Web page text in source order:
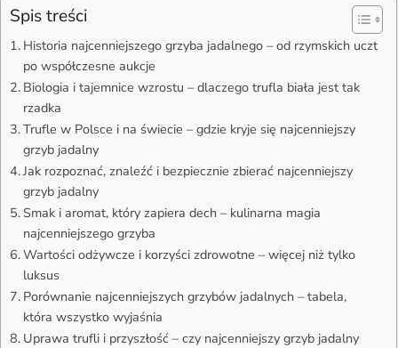
Spis treści
Historia najcenniejszego grzyba jadalnego – od rzymskich uczt
po współczesne aukcje
Biologia i tajemnice wzrostu – dlaczego trufla biała jest tak
rzadka
Trufle w Polsce i na świecie – gdzie kryje się najcenniejszy
grzyb jadalny
Jak rozpoznać, znaleźć i bezpiecznie zbierać najcenniejszy
grzyb jadalny
Smak i aromat, który zapiera dech – kulinarna magia
najcenniejszego grzyba
Wartości odżywcze i korzyści zdrowotne – więcej niż tylko
luksus
Porównanie najcenniejszych grzybów jadalnych – tabela,
która wszystko wyjaśnia
Uprawa trufli i przyszłość – czy najcenniejszy grzyb jadalny